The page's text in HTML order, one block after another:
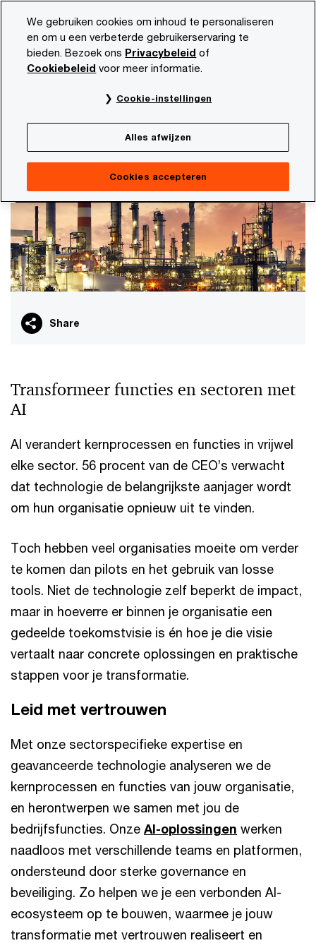
content
footer
PwC NL Onze dienstverlening Artificial intelligence
De kracht van AI voor waardecreatie in je hele
AI in actie: transformatie van sectoren
Share
Transformeer functies en sectoren met
AI
AI verandert kernprocessen en functies in vrijwel
elke sector. 56 procent van de CEO’s verwacht
dat technologie de belangrijkste aanjager wordt
om hun organisatie opnieuw uit te vinden.
Toch hebben veel organisaties moeite om verder
te komen dan pilots en het gebruik van losse
tools. Niet de technologie zelf beperkt de impact,
maar in hoeverre er binnen je organisatie een
gedeelde toekomstvisie is én hoe je die visie
vertaalt naar concrete oplossingen en praktische
stappen voor je transformatie.
Leid met vertrouwen
Met onze sectorspecifieke expertise en
geavanceerde technologie analyseren we de
kernprocessen en functies van jouw organisatie,
en herontwerpen we samen met jou de
bedrijfsfuncties. Onze AI-oplossingen werken
naadloos met verschillende teams en platformen,
ondersteund door sterke governance en
beveiliging. Zo helpen we je een verbonden AI-
ecosysteem op te bouwen, waarmee je jouw
transformatie met vertrouwen realiseert en
We gebruiken cookies om inhoud te personaliseren
en om u een verbeterde gebruikerservaring te
bieden. Bezoek ons Privacybeleid of
Cookiebeleid voor meer informatie.
Cookie-instellingen
Alles afwijzen
Cookies accepteren